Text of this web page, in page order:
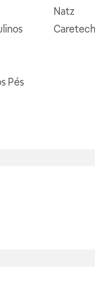
Pés
Natz
Caretech